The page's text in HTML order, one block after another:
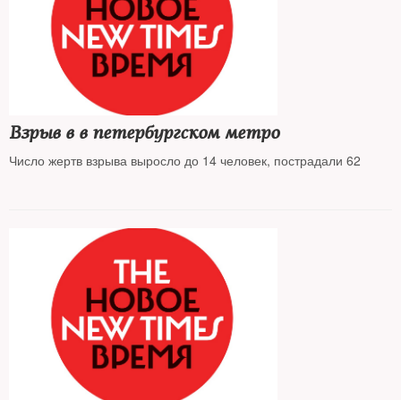
Взрыв в в петербургском метро
Число жертв взрыва выросло до 14 человек, пострадали 62